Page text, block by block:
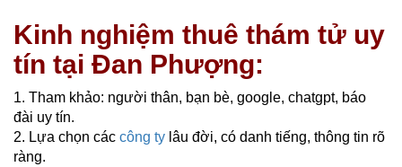
Kinh nghiệm thuê thám tử uy
tín tại Đan Phượng:
1. Tham khảo: người thân, bạn bè, google, chatgpt, báo
đài uy tín.
2. Lựa chọn các công ty lâu đời, có danh tiếng, thông tin rõ
ràng.